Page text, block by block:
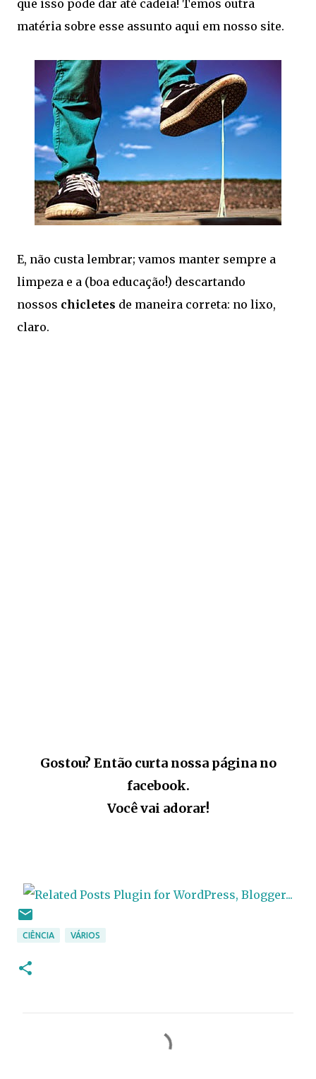
que isso pode dar até cadeia! Temos outra
matéria sobre esse assunto aqui em nosso site.
E, não custa lembrar; vamos manter sempre a
limpeza e a (boa educação!) descartando
nossos chicletes de maneira correta: no lixo,
claro.
Gostou? Então curta nossa página no
facebook.
Você vai adorar!
CIÊNCIA VÁRIOS